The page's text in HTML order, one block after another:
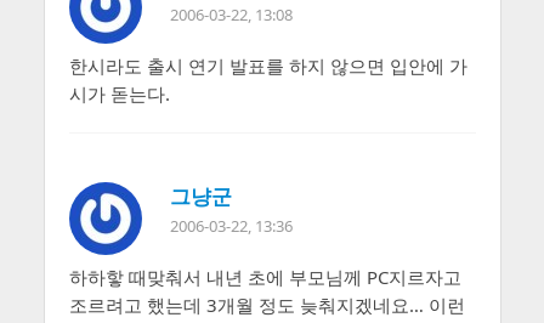
2006-03-22, 13:08
한시라도 출시 연기 발표를 하지 않으면 입안에 가
시가 돋는다.
그냥군
2006-03-22, 13:36
하하핳 때맞춰서 내년 초에 부모님께 PC지르자고
조르려고 했는데 3개월 정도 늦춰지겠네요… 이런